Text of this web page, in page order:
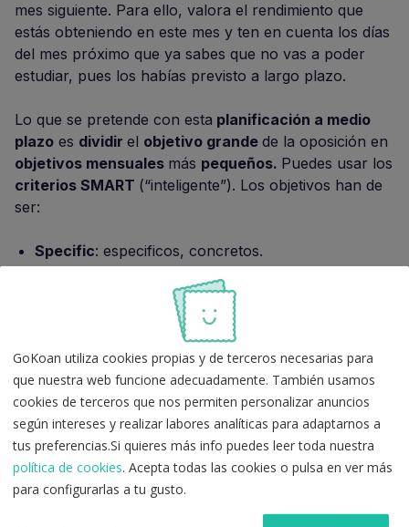
mes siguiente. Para ello, valora el rendimiento que
estás obteniendo en este mes y ten en cuenta los días
del mes próximo que ya sabes que no vas a poder
estudiar, pues los habías previsto a largo plazo.
Lo que se pretende con esta planificación a medio
plazo es dividir el objetivo grande de la oposición en
objetivos mensuales más pequeños. Puedes usar los
criterios SMART (“inteligente”). Los objetivos han de
ser:
Specific: especificos, concretos.
: alcanzables, realistas.
: relevantes, es decir, importantes.
: deben concretar un plazo para
conseguirlos.
Planificación de la oposición a corto plazo
Debes establecer objetivos semanales o diarios. Para
ello, puedes utilizar elPlan de acción semanal
GoKoan utiliza cookies propias y de terceros necesarias para
que nuestra web funcione adecuadamente. También usamos
cookies de terceros que nos permiten personalizar anuncios
según intereses y realizar labores analíticas para adaptarnos a
tus preferencias.Si quieres más info puedes leer toda nuestra
política de cookies. Acepta todas las cookies o pulsa en ver más
para configurarlas a tu gusto.